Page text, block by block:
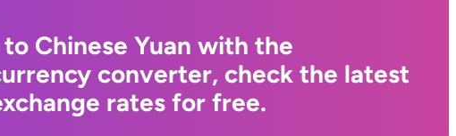
Chinese Yuan with the
converter, check the latest
rates for free.